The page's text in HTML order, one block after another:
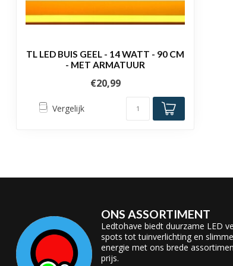
TL LED BUIS GEEL - 14 WATT - 90 CM
- MET ARMATUUR
€20,99
Vergelijk
ONS ASSORTIMENT
Ledtohave biedt duurzame LED
spots tot tuinverlichting en
energie met ons brede
prijs.